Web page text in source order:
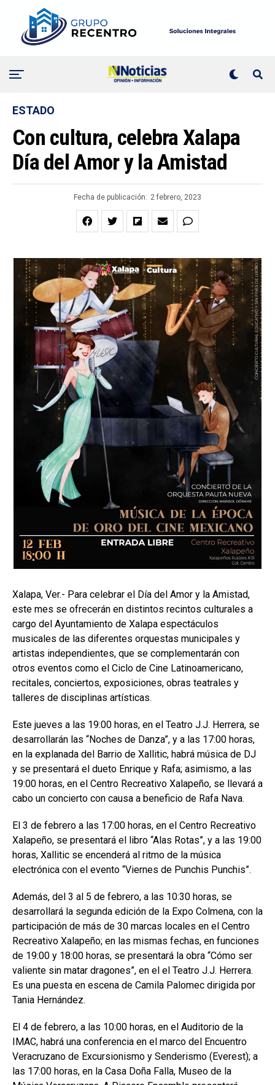
ESTADO
Con cultura, celebra Xalapa
Día del Amor y la Amistad
Fecha de publicación: 2 febrero, 2023
Xalapa, Ver.- Para celebrar el Día del Amor y la Amistad,
este mes se ofrecerán en distintos recintos culturales a
cargo del Ayuntamiento de Xalapa espectáculos
musicales de las diferentes orquestas municipales y
artistas independientes, que se complementarán con
otros eventos como el Ciclo de Cine Latinoamericano,
recitales, conciertos, exposiciones, obras teatrales y
talleres de disciplinas artísticas.
Este jueves a las 19:00 horas, en el Teatro J.J. Herrera, se
desarrollarán las “Noches de Danza”, y a las 17:00 horas,
en la explanada del Barrio de Xallitic, habrá música de DJ
y se presentará el dueto Enrique y Rafa; asimismo, a las
19:00 horas, en el Centro Recreativo Xalapeño, se llevará a
cabo un concierto con causa a beneficio de Rafa Nava.
El 3 de febrero a las 17:00 horas, en el Centro Recreativo
Xalapeño, se presentará el libro “Alas Rotas”, y a las 19:00
horas, Xallitic se encenderá al ritmo de la música
electrónica con el evento “Viernes de Punchis Punchis”.
Además, del 3 al 5 de febrero, a las 10:30 horas, se
desarrollará la segunda edición de la Expo Colmena, con la
participación de más de 30 marcas locales en el Centro
Recreativo Xalapeño; en las mismas fechas, en funciones
de 19:00 y 18:00 horas, se presentará la obra “Cómo ser
valiente sin matar dragones”, en el el Teatro J.J. Herrera.
Es una puesta en escena de Camila Palomec dirigida por
Tania Hernández.
El 4 de febrero, a las 10:00 horas, en el Auditorio de la
IMAC, habrá una conferencia en el marco del Encuentro
Veracruzano de Excursionismo y Senderismo (Everest); a
las 17:00 horas, en la Casa Doña Falla, Museo de la